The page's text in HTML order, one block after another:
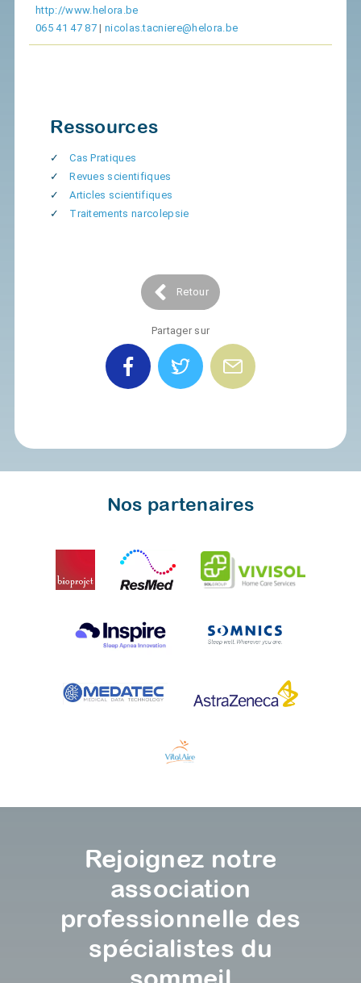
http://www.helora.be
065 41 47 87| nicolas.tacniere@helora.be
Ressources
Cas Pratiques
Revues scientifiques
Articles scientifiques
Traitements narcolepsie
Retour
Partager sur
Nos partenaires
Rejoignez notre
association
professionnelle des
spécialistes du